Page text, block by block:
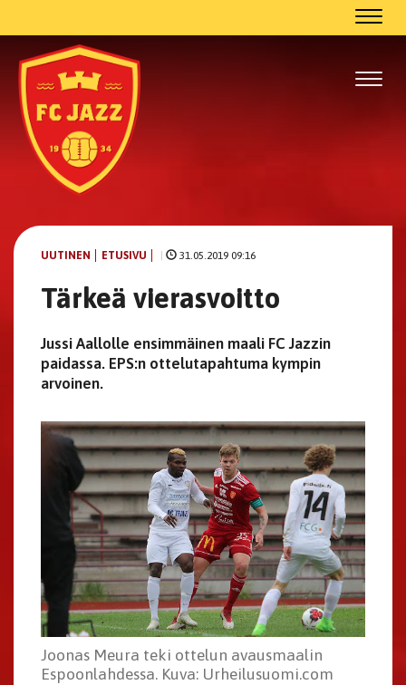
UUTINEN ETUSIVU 31.05.2019 09:16
Tärkeä vierasvoitto
Jussi Aallolle ensimmäinen maali FC Jazzin
paidassa. EPS:n ottelutapahtuma kympin
arvoinen.
Joonas Meura teki ottelun avausmaalin
Espoonlahdessa. Kuva: Urheilusuomi.com